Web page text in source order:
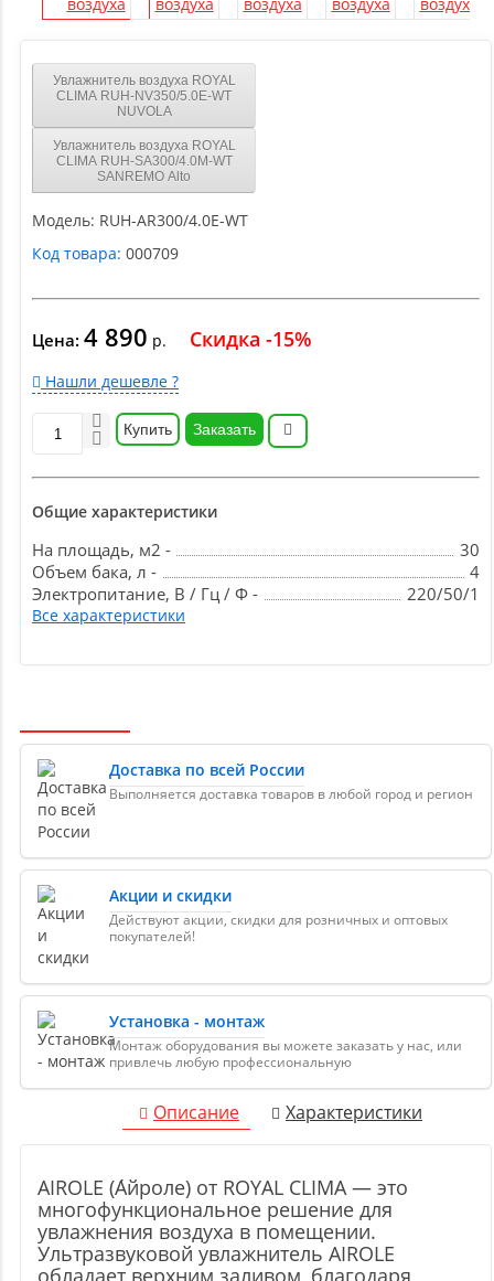
Увлажнитель воздуха ROYAL
CLIMA RUH-NV350/5.0E-WT
NUVOLA
Увлажнитель воздуха ROYAL
CLIMA RUH-SA300/4.0M-WT
SANREMO Alto
Модель: RUH-AR300/4.0E-WT
Код товара: 000709
Цена: 4 890 р. Скидка -15%
Нашли дешевле ?
Купить Заказать
Общие характеристики
На площадь, м2 -
30
Объем бака, л -
4
Электропитание, В / Гц / Ф -
220/50/1
Все характеристики
Доставка по всей России
Выполняется доставка товаров в любой город и регион
Акции и скидки
Действуют акции, скидки для розничных и оптовых
покупателей!
Установка - монтаж
Монтаж оборудования вы можете заказать у нас, или
привлечь любую профессиональную
Описание Характеристики
AIROLE (А́йроле) от ROYAL CLIMA — это
многофункциональное решение для
увлажнения воздуха в помещении.
Ультразвуковой увлажнитель AIROLE
обладает верхним заливом, благодаря